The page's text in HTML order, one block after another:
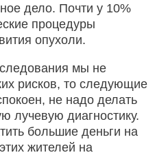
дело. Почти у 10%
процедуры
опухоли.
мы не
рисков, то следующие
не надо делать
лучевую диагностику.
большие деньги на
жителей на